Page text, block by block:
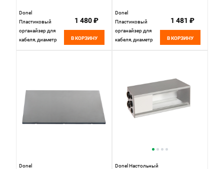
Donel
Пластиковый
органайзер для
кабеля, диаметр
1 480 ₽
В КОРЗИНУ
Donel
Пластиковый
органайзер для
кабеля, диаметр
1 481 ₽
В КОРЗИНУ
Donel
Donel Настольный